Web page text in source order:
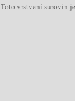
Toto vrstvení surovin